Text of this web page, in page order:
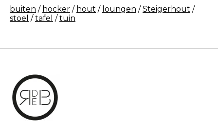
buiten / hocker / hout / loungen /Steigerhout /
stoel /tafel /tuin